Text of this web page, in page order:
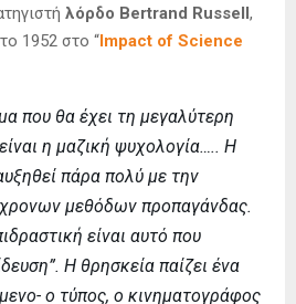
λόρδο Bertrand Russell,
1952 στο “Impact of Science
που θα έχει τη μεγαλύτερη
η μαζική ψυχολογία….. Η
πάρα πολύ με την
μεθόδων προπαγάνδας.
είναι αυτό που
Η θρησκεία παίζει ένα
ο τύπος, ο κινηματογράφος